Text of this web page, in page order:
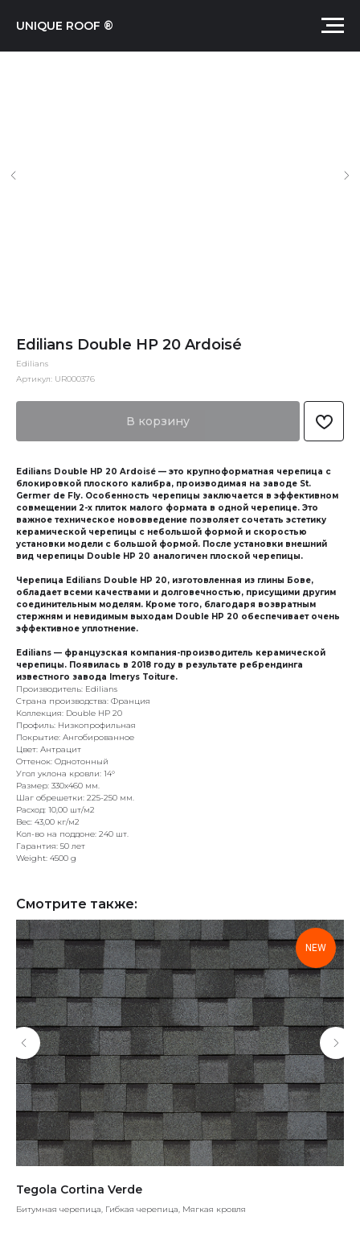
UNIQUE ROOF ®
Edilians Double HP 20 Ardoisé
Edilians
Артикул: UR000376
В корзину
Edilians Double HP 20 Ardoisé — это крупноформатная черепица с
блокировкой плоского калибра, производимая на заводе St.
Germer de Fly. Особенность черепицы заключается в эффективном
совмещении 2-х плиток малого формата в одной черепице. Это
важное техническое нововведение позволяет сочетать эстетику
керамической черепицы с небольшой формой и скоростью
установки модели с большой формой. После установки внешний
вид черепицы Double HP 20 аналогичен плоской черепицы.
Черепица Edilians Double HP 20, изготовленная из глины Бове,
обладает всеми качествами и долговечностью, присущими другим
соединительным моделям. Кроме того, благодаря возвратным
стержням и невидимым выходам Double HP 20 обеспечивает очень
эффективное уплотнение.
Edilians — французская компания-производитель керамической
черепицы. Появилась в 2018 году в результате ребрендинга
известного завода Imerys Toiture.
Производитель: Edilians
Страна производства: Франция
Коллекция: Double HP 20
Профиль: Низкопрофильная
Покрытие: Ангобированное
Цвет: Антрацит
Оттенок: Однотонный
Угол уклона кровли: 14°
Размер: 330x460 мм.
Шаг обрешетки: 225-250 мм.
Расход: 10,00 шт/м2
Вес: 43,00 кг/м2
Кол-во на поддоне: 240 шт.
Гарантия: 50 лет
Weight: 4500 g
Смотрите также:
NEW
Tegola Cortina Verde
Битумная черепица, Гибкая черепица, Мягкая кровля